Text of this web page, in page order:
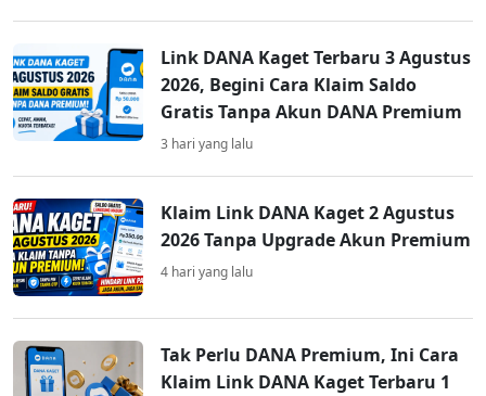
Link DANA Kaget Terbaru 3 Agustus
2026, Begini Cara Klaim Saldo
Gratis Tanpa Akun DANA Premium
3 hari yang lalu
Klaim Link DANA Kaget 2 Agustus
2026 Tanpa Upgrade Akun Premium
4 hari yang lalu
Tak Perlu DANA Premium, Ini Cara
Klaim Link DANA Kaget Terbaru 1